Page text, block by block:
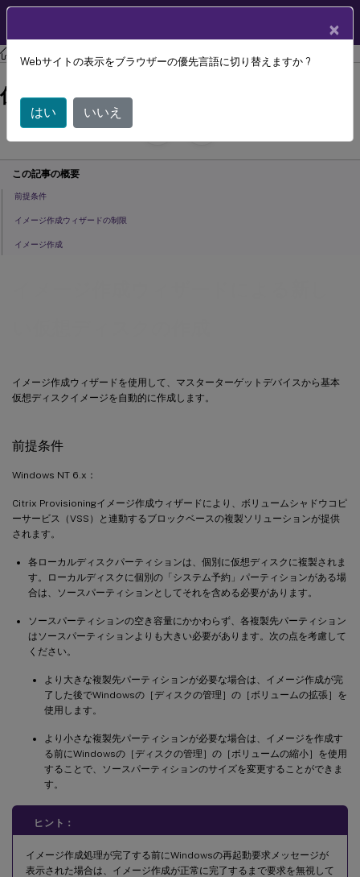
Citrix Provisioning Citrix Provisioning 2209
イメージ作成ウィザードを使用して、マスターターゲットデバイスから基本
仮想ディスクイメージを自動的に作成します。
前提条件
Windows NT 6.x：
Citrix Provisioningイメージ作成ウィザードにより、ボリュームシャドウコピ
ーサービス（VSS）と連動するブロックベースの複製ソリューションが提供
されます。
各ローカルディスクパーティションは、個別に仮想ディスクに複製されま
す。ローカルディスクに個別の「システム予約」パーティションがある場
合は、ソースパーティションとしてそれを含める必要があります。
ソースパーティションの空き容量にかかわらず、各複製先パーティション
はソースパーティションよりも大きい必要があります。次の点を考慮して
ください。
より大きな複製先パーティションが必要な場合は、イメージ作成が完
了した後でWindowsの［ディスクの管理］の［ボリュームの拡張］を
使用します。
より小さな複製先パーティションが必要な場合は、イメージを作成す
る前にWindowsの［ディスクの管理］の［ボリュームの縮小］を使用
することで、ソースパーティションのサイズを変更することができま
す。
ヒント：
イメージ作成処理が完了する前にWindowsの再起動要求メッセージが
表示された場合は、イメージ作成が正常に完了するまで要求を無視して
イメージ作成ウィザードによる新しい
仮想ディスクの作成
July 29, 2024
C
この記事の概要
前提条件
イメージ作成ウィザードの制限
イメージ作成
×
Webサイトの表示をブラウザーの優先言語に切り替えますか ?
はい いいえ